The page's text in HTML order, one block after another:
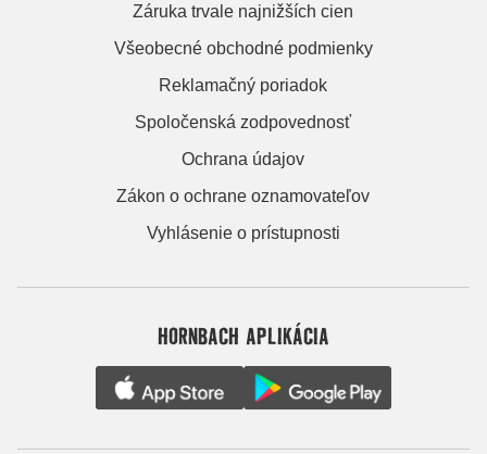
Záruka trvale najnižších cien
Všeobecné obchodné podmienky
Reklamačný poriadok
Spoločenská zodpovednosť
Ochrana údajov
Zákon o ochrane oznamovateľov
Vyhlásenie o prístupnosti
HORNBACH APLIKÁCIA